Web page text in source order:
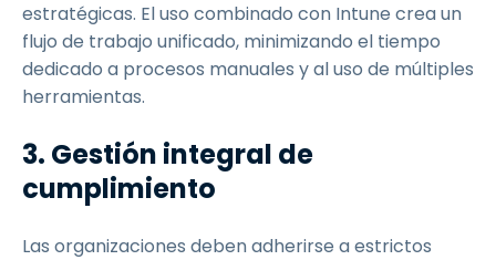
estratégicas. El uso combinado con Intune crea un
flujo de trabajo unificado, minimizando el tiempo
dedicado a procesos manuales y al uso de múltiples
herramientas.
3. Gestión integral de
cumplimiento
Las organizaciones deben adherirse a estrictos